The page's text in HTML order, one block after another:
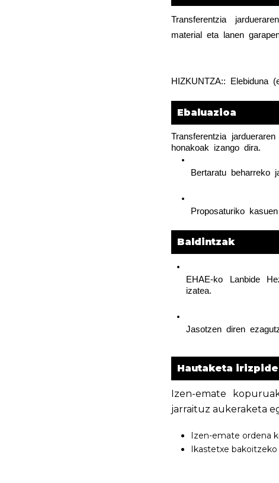
Transferentzia
material  eta  lanen
HIZKUNTZA::  Elebiduna
Ebaluazioa
Transferentzia
honakoak  izango  dira.
Bertaratu  beharreko
Proposaturiko
Baldintzak
EHAE-ko  Lanbide
izatea.
Jasotzen  diren
Hautaketa
Izen-emate
jarraituz aukeraketa
Izen-emate ordena
Ikastetxe